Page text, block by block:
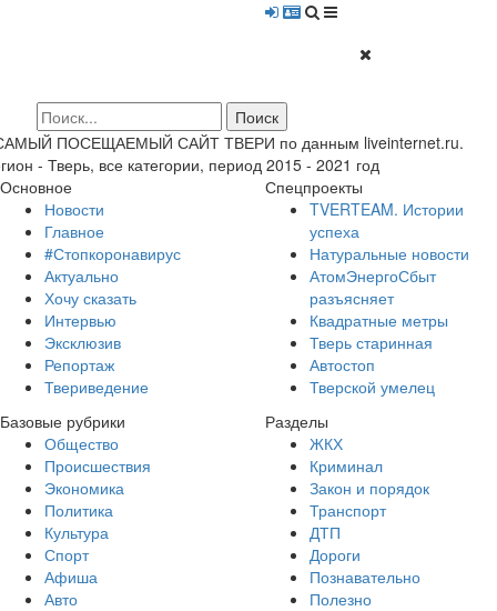
ПОСЕЩАЕМЫЙ САЙТ ТВЕРИ по данным liveinternet.ru.
- Тверь, все категории, период 2015 - 2021 год
Основное
Новости
Главное
#Стопкоронавирус
Актуально
Хочу сказать
Интервью
Эксклюзив
Репортаж
Твериведение
Спецпроекты
TVERTEAM. Истории
успеха
Натуральные новости
АтомЭнергоСбыт
разъясняет
Квадратные метры
Тверь старинная
Автостоп
Тверской умелец
Базовые рубрики
Общество
Происшествия
Экономика
Политика
Культура
Спорт
Афиша
Авто
Разделы
ЖКХ
Криминал
Закон и порядок
Транспорт
ДТП
Дороги
Познавательно
Полезно